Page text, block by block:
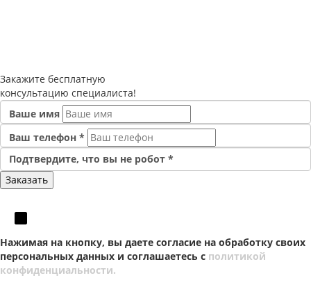
Закажите бесплатную
консультацию специалиста!
Ваше имя
Ваш телефон *
Подтвердите, что вы не робот *
Нажимая на кнопку, вы даете согласие на обработку своих
персональных данных и соглашаетесь с политикой
конфиденциальности.